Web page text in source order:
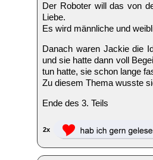
Der Roboter will das von
Liebe.
Es wird männliche und
Danach waren Jackie die
und sie hatte dann voll
tun hatte, sie schon lange
Zu diesem Thema wusste
Ende des 3. Teils
2x